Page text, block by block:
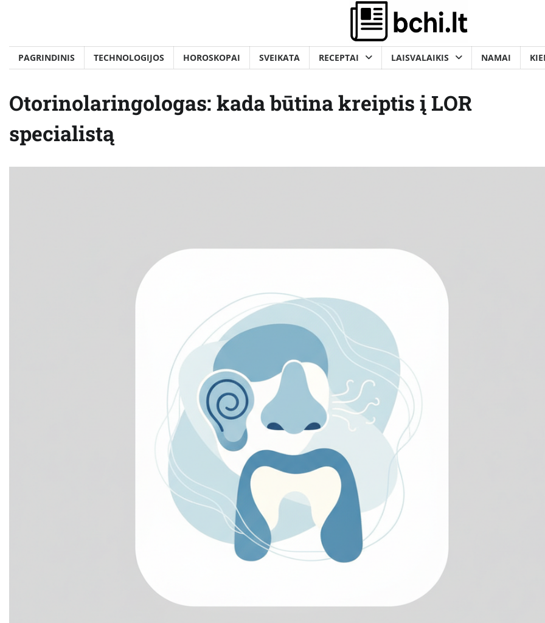
PAGRINDINIS TECHNOLOGIJOS HOROSKOPAI SVEIKATA RECEPTAI LAISVALAIKIS NAMAI
Otorinolaringologas: kada būtina kreiptis į LOR
specialistą